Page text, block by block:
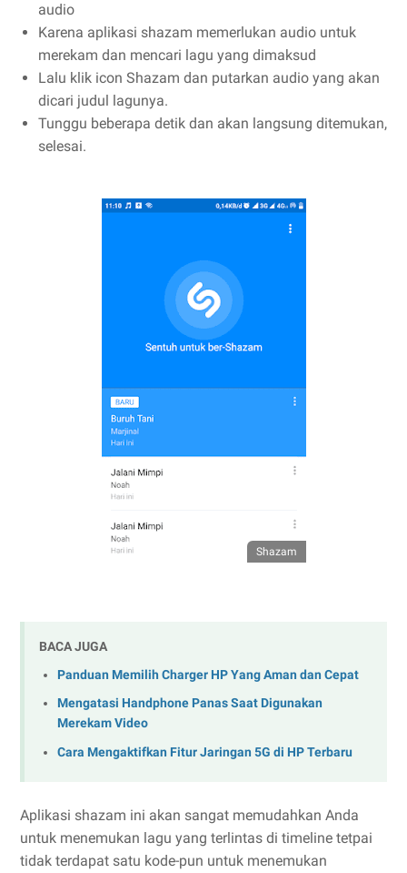
audio
Karena aplikasi shazam memerlukan audio untuk
merekam dan mencari lagu yang dimaksud
Lalu klik icon Shazam dan putarkan audio yang akan
dicari judul lagunya.
Tunggu beberapa detik dan akan langsung ditemukan,
selesai.
Shazam
BACA JUGA
Panduan Memilih Charger HP Yang Aman dan Cepat
Mengatasi Handphone Panas Saat Digunakan
Merekam Video
Cara Mengaktifkan Fitur Jaringan 5G di HP Terbaru
Aplikasi shazam ini akan sangat memudahkan Anda
untuk menemukan lagu yang terlintas di timeline tetpai
tidak terdapat satu kode-pun untuk menemukan